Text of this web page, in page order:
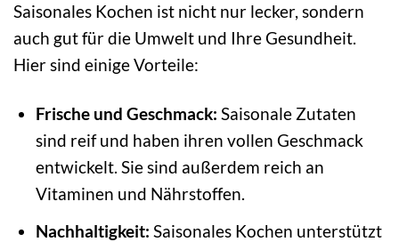
Saisonales Kochen ist nicht nur lecker, sondern
auch gut für die Umwelt und Ihre Gesundheit.
Hier sind einige Vorteile:
Frische und Geschmack: Saisonale Zutaten
sind reif und haben ihren vollen Geschmack
entwickelt. Sie sind außerdem reich an
Vitaminen und Nährstoffen.
Nachhaltigkeit: Saisonales Kochen unterstützt